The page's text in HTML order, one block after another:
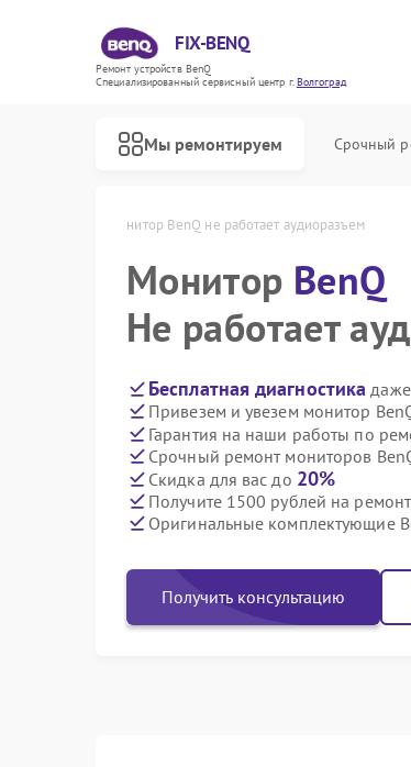
FIX-BENQ
Ремонт устройств BenQ
Специализированный cервисный центр г.Волгоград
Мы ремонтируем Срочный
Монитор BenQ не работает аудиоразъем
Монитор BenQ
Не работает
Бесплатная диагностика
Привезем и увезем монитор
Гарантия на наши работы по
Срочный ремонт мониторов
Скидка для вас до 20%
Получите 1500 рублей на ремонт
Оригинальные комплектующие
Получить консультацию